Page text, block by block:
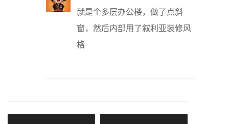
就是个多层办公楼，做了点斜
窗，然后内部用了叙利亚装修风
格